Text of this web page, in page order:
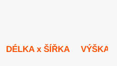
DÉLKA x ŠÍŘKA VÝŠKA